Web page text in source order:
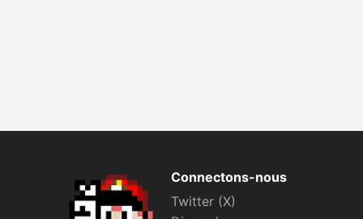
Connectons-nous
Twitter (X)